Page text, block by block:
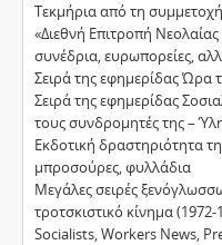
Τεκµήρια από τη
«∆ιεθνή Επιτροπή
συνέδρια, ευρωπορείες,
Σειρά της εφηµερίδας Ώρα
Σειρά της εφηµερίδας
τους συνδροµητές της –
Εκδοτική δραστηριότητα
µπροσούρες, φυλλάδια
Μεγάλες σειρές
τροτσκιστικό κίνηµα
Socialists, Workers News,